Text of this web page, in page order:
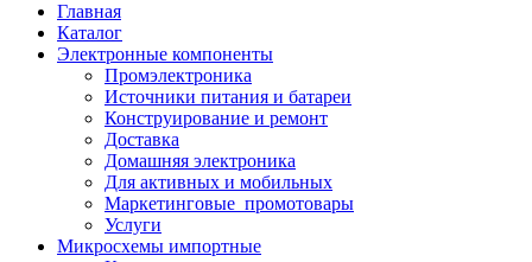
Главная
Каталог
Электронные компоненты
Промэлектроника
Источники питания и батареи
Конструирование и ремонт
Доставка
Домашняя электроника
Для активных и мобильных
Маркетинговые_промотовары
Услуги
Микросхемы импортные